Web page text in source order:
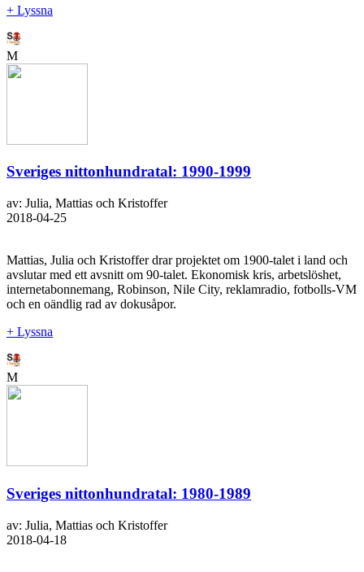
+ Lyssna
M
Sveriges nittonhundratal: 1990-1999
av: Julia, Mattias och Kristoffer
2018-04-25
Mattias, Julia och Kristoffer drar projektet om 1900-talet i land och
avslutar med ett avsnitt om 90-talet. Ekonomisk kris, arbetslöshet,
internetabonnemang, Robinson, Nile City, reklamradio, fotbolls-VM
och en oändlig rad av dokusåpor.
+ Lyssna
M
Sveriges nittonhundratal: 1980-1989
av: Julia, Mattias och Kristoffer
2018-04-18